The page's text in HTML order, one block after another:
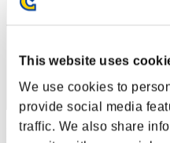
This website uses
We use cookies to
provide social media
traffic. We also share
Puntos: -